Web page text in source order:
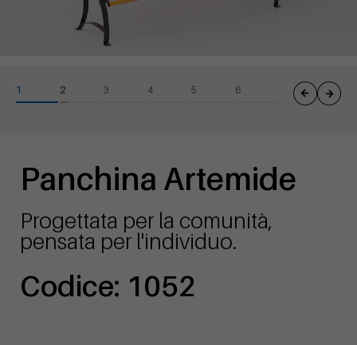
Panchina Artemide
Progettata per la comunità,
pensata per l'individuo.
Codice: 1052